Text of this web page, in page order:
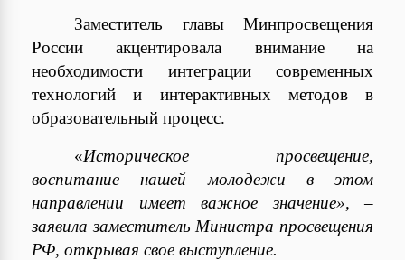
Заместитель главы Минпросвещения
России акцентировала внимание на
необходимости интеграции современных
технологий и интерактивных методов в
образовательный процесс.
«Историческое просвещение,
воспитание нашей молодежи в этом
направлении имеет важное значение», –
заявила заместитель Министра просвещения
РФ, открывая свое выступление.